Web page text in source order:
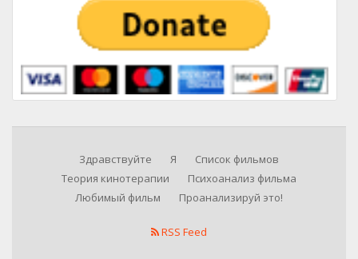
Здравствуйте Я
Список фильмов
Теория кинотерапии
Психоанализ фильма
Любимый фильм
Проанализируй это!
RSS Feed